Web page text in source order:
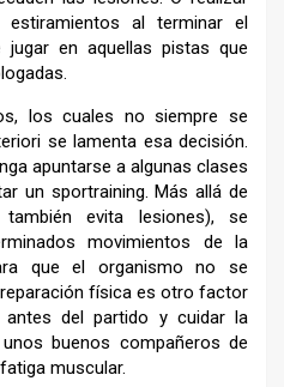
al terminar el
en aquellas pistas que
los cuales no siempre se
se lamenta esa decisión.
apuntarse a algunas clases
un sportraining. Más allá de
evita lesiones), se
movimientos de la
que el organismo no se
física es otro factor
antes del partido y cuidar la
buenos compañeros de
muscular.